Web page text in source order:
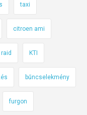
taxi
citroen ami
KTI
bűncselekmény
furgon